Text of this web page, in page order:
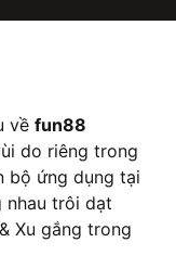
về fun88
do riêng trong
bộ ứng dụng tại
nhau trôi dạt
Xu gắng trong